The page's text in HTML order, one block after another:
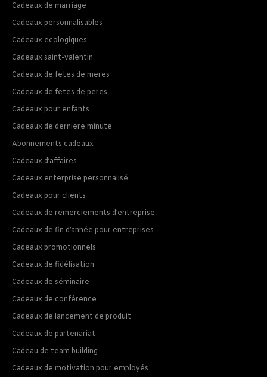
Cadeaux de marriage
Cadeaux personnalisables
Cadeaux ecologiques
Cadeaux saint-valentin
Cadeaux de fetes de meres
Cadeaux de fetes de peres
Cadeaux pour enfants
Cadeaux de derniere minute
Abonnements cadeaux
Cadeaux d’affaires
Cadeaux enterprise personnalisé
Cadeaux pour clients
Cadeaux de remerciements d’entreprise
Cadeaux de fin d’année pour entreprises
Cadeaux promotionnels
Cadeaux de fidélisation
Cadeaux de séminaire
Cadeaux de conférence
Cadeaux de lancement de produit
Cadeaux de partenariat
Cadeau de team building
Cadeaux de motivation pour employés